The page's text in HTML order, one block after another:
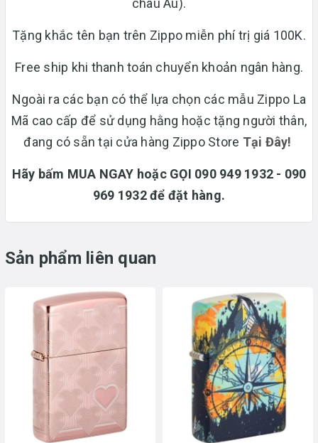
châu Âu).
Tặng khắc tên bạn trên Zippo miễn phí trị giá 100K.
Free ship khi thanh toán chuyển khoản ngân hàng.
Ngoài ra các bạn có thể lựa chọn các mẫu Zippo La
Mã cao cấp để sử dụng hằng hoặc tặng người thân,
đang có sẵn tại cửa hàng Zippo Store Tại Đây!
Hãy bấm MUA NGAY hoặc GỌI 090 949 1932 - 090
969 1932 để đặt hàng.
Sản phẩm liên quan